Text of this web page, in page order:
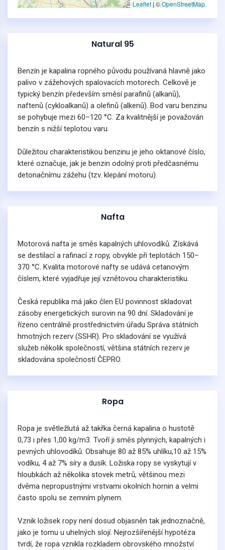
Leaflet|©OpenStreetMap
Natural 95
Benzín je kapalina ropného původu používaná hlavně jako
palivo v zážehových spalovacích motorech. Celkově je
typický benzín především směsí parafinů (alkanů),
naftenů (cykloalkanů) a olefinů (alkenů). Bod varu benzinu
se pohybuje mezi 60–120 °C. Za kvalitnější je považován
benzín s nižší teplotou varu.
Důležitou charakteristikou benzinu je jeho oktanové číslo,
které označuje, jak je benzin odolný proti předčasnému
detonačnímu zážehu (tzv. klepání motoru).
Nafta
Motorová nafta je směs kapalných uhlovodíků. Získává
se destilací a rafinací z ropy, obvykle při teplotách 150–
370 °C. Kvalita motorové nafty se udává cetanovým
číslem, které vyjadřuje její vznětovou charakteristiku.
Česká republika má jako člen EU povinnost skladovat
zásoby energetických surovin na 90 dní. Skladování je
řízeno centrálně prostřednictvím úřadu Správa státních
hmotných rezerv (SSHR). Pro skladování se využívá
služeb několik společností, většina státních rezerv je
skladována společností ČEPRO.
Ropa
Ropa je světležlutá až takřka černá kapalina o hustotě
0,73 i přes 1,00 kg/m3. Tvoří ji směs plynných, kapalných i
pevných uhlovodíků. Obsahuje 80 až 85% uhlíku,10 až 15%
vodíku, 4 až 7% síry a dusík. Ložiska ropy se vyskytují v
hloubkách až několika stovek metrů, většinou mezi
dvěma nepropustnými vrstvami okolních hornin a velmi
často spolu se zemním plynem.
Vznik ložisek ropy není dosud objasněn tak jednoznačně,
jako je tomu u uhelných slojí. Nejrozšířenější hypotéza
tvrdí, že ropa vznikla rozkladem obrovského množství